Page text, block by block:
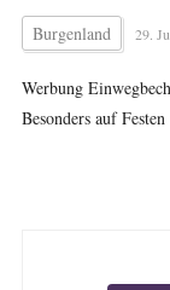
Burgenland 29.
Werbung
Besonders auf